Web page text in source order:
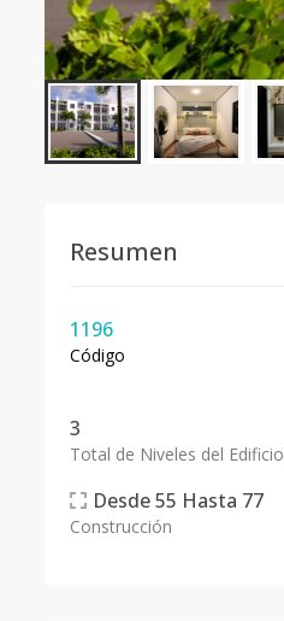
Resumen
1196
Código
3
Total de Niveles del Edificio
Desde55 Hasta 77
Construcción